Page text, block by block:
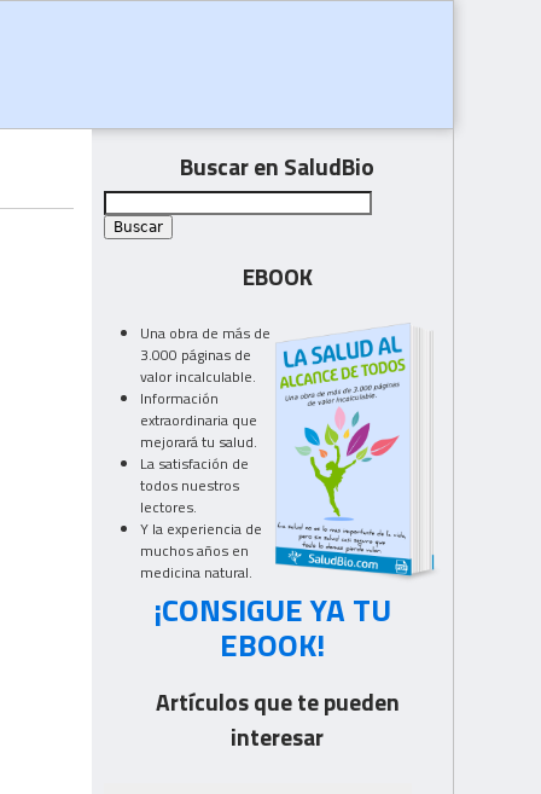
Buscar en SaludBio
EBOOK
Una obra de más de
3.000 páginas de
valor incalculable.
Información
extraordinaria que
mejorará tu salud.
La satisfación de
todos nuestros
lectores.
Y la experiencia de
muchos años en
medicina natural.
¡CONSIGUE YA TU
EBOOK!
Artículos que te pueden
interesar